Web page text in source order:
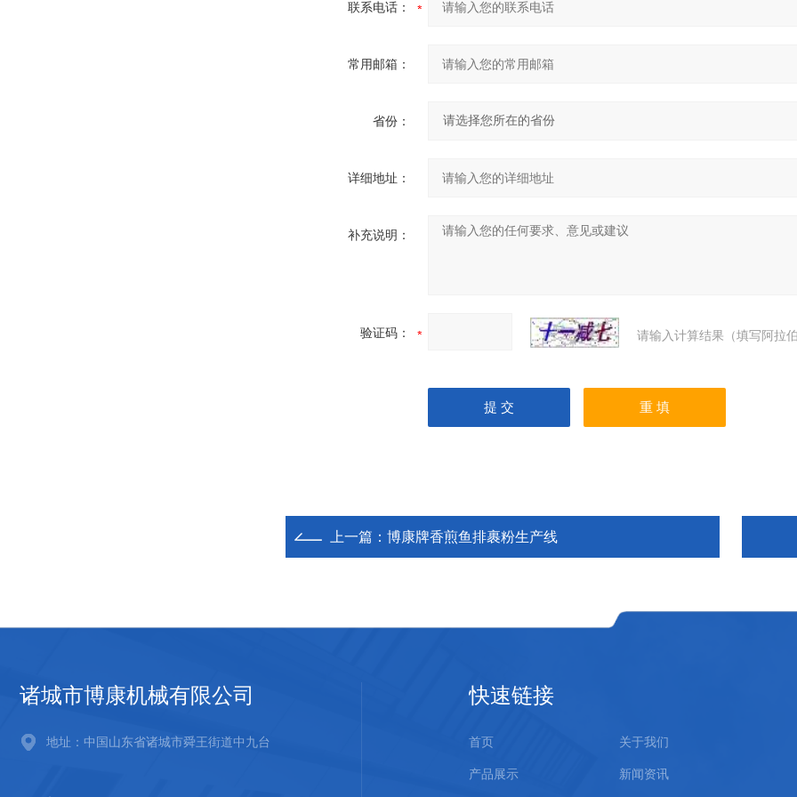
联系电话：
常用邮箱：
省份：
详细地址：
补充说明：
验证码： 请输入计算结果（填写阿拉
上一篇： 博康牌香煎鱼排裹粉生产线
诸城市博康机械有限公司
地址：中国山东省诸城市舜王街道中九台
快速链接
首页 关于我们
产品展示 新闻资讯